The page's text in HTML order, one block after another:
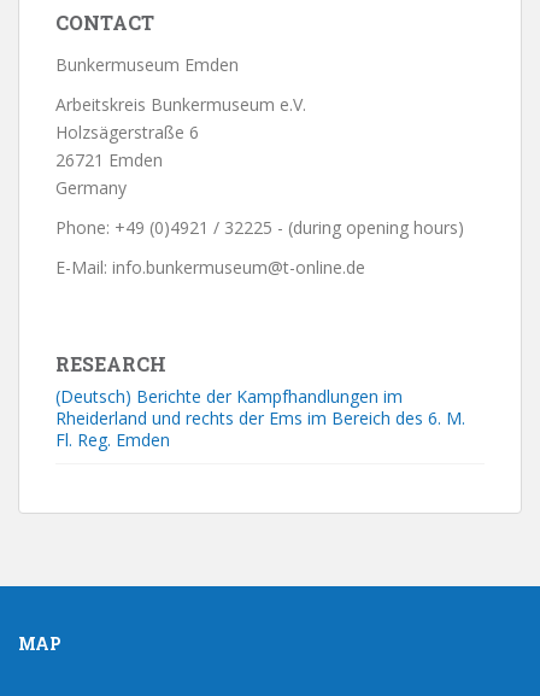
CONTACT
Bunkermuseum Emden
Arbeitskreis Bunkermuseum e.V.
Holzsägerstraße 6
26721 Emden
Germany
Phone: +49 (0)4921 / 32225 - (during opening hours)
E-Mail: info.bunkermuseum@t-online.de
RESEARCH
(Deutsch) Berichte der Kampfhandlungen im
Rheiderland und rechts der Ems im Bereich des 6. M.
Fl. Reg. Emden
MAP